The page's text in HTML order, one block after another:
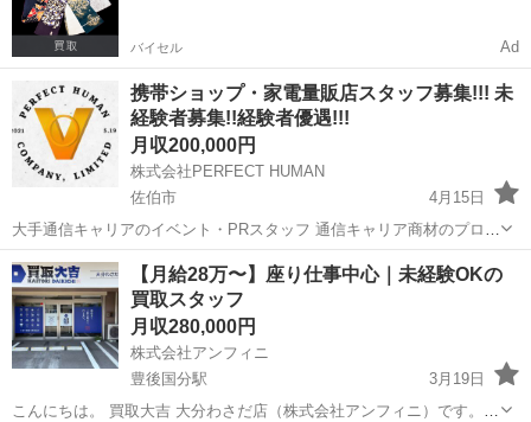
バイセル Ad
携帯ショップ・家電量販店スタッフ募集!!! 未
経験者募集!!経験者優遇!!!
月収200,000円
株式会社PERFECT HUMAN
佐伯市
4月15日
大手通信キャリアのイベント・PRスタッフ 通信キャリア商材のプロモ
ーションを両立できる“マーケター”を募集します！ 全国のショッピン
グモールや家電量販店、イベント会場にて、販売ブースの設営・接
客・プロモーションを...
大分 佐伯市 販売 未経験
【月給28万〜】座り仕事中心｜未経験OKの
買取スタッフ
月収280,000円
株式会社アンフィニ
豊後国分駅
3月19日
こんにちは。 買取大吉 大分わさだ店（株式会社アンフィニ）です。